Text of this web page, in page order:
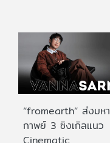
“fromearth” ส่งมหา
กาพย์ 3 ซิงเกิลแนว